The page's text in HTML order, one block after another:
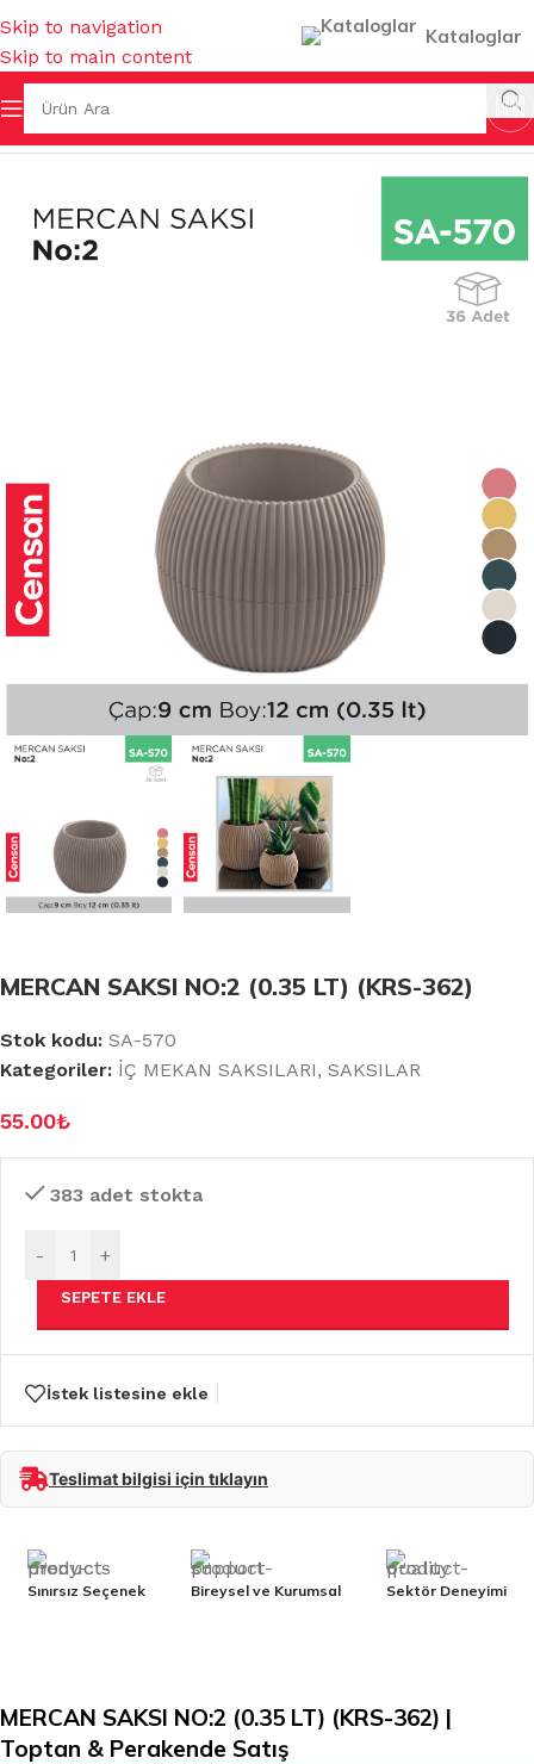
Skip to navigation
Skip to main content
Kataloglar
Ana Sayfa
MERCAN SAKSI NO:2 (0.35 LT) (KRS-362)
Stok kodu: SA-570
Kategoriler: İÇ MEKAN SAKSILARI, SAKSILAR
55.00₺
383 adet stokta
- +
SEPETE EKLE
İstek listesine ekle
Teslimat bilgisi için tıklayın
Sınırsız Seçenek Bireysel ve Kurumsal Sektör Deneyimi
MERCAN SAKSI NO:2 (0.35 LT) (KRS-362) |
Toptan & Perakende Satış